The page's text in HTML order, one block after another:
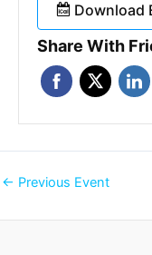
Download
Share With
← Previous Event